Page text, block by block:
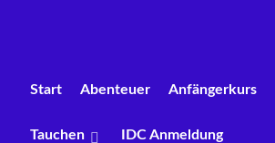
Start Abenteuer Anfängerkurs
Tauchen IDC Anmeldung